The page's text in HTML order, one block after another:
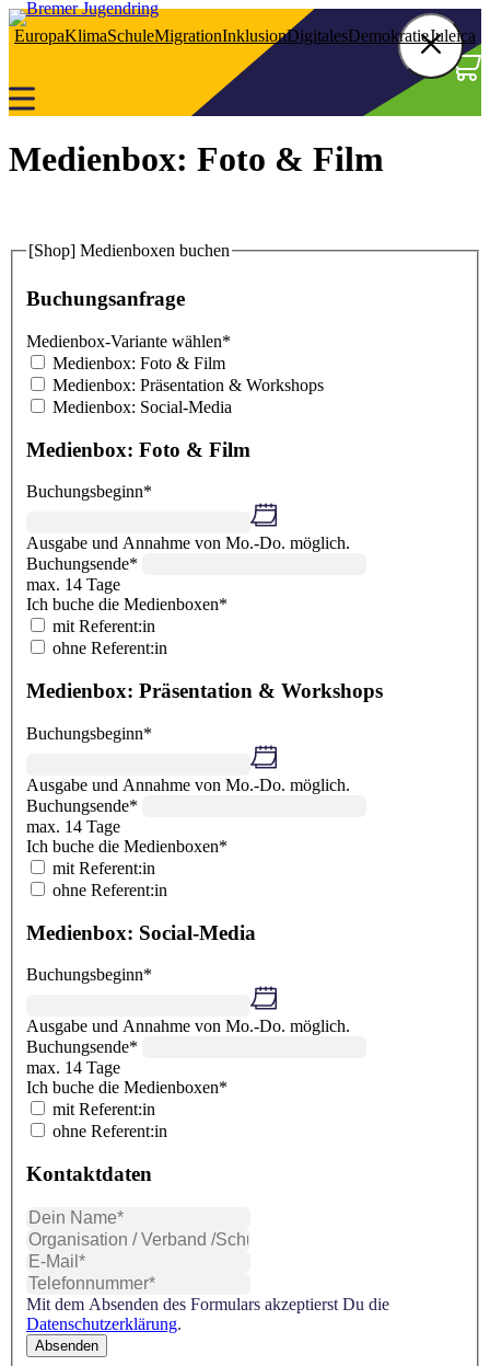
Z
u
n
h
l
t
i
EuropaKlimaSchuleMigrationInklusionDigitalesDemokratieJuleica
0
Medienbox: Foto & Film
[Shop] Medienboxen buchen
Buchungsanfrage
Medienbox-Variante wählen*
Medienbox: Foto & Film
Medienbox: Präsentation & Workshops
Medienbox: Social-Media
Medienbox: Foto & Film
Buchungsbeginn*
Ausgabe und Annahme von Mo.-Do. möglich.
Buchungsende*
max. 14 Tage
Ich buche die Medienboxen*
mit Referent:in
ohne Referent:in
Medienbox: Präsentation & Workshops
Buchungsbeginn*
Ausgabe und Annahme von Mo.-Do. möglich.
Buchungsende*
max. 14 Tage
Ich buche die Medienboxen*
mit Referent:in
ohne Referent:in
Medienbox: Social-Media
Buchungsbeginn*
Ausgabe und Annahme von Mo.-Do. möglich.
Buchungsende*
max. 14 Tage
Ich buche die Medienboxen*
mit Referent:in
ohne Referent:in
Kontaktdaten
Mit dem Absenden des Formulars akzeptierst Du die
Datenschutzerklärung.
Absenden
S
h
e